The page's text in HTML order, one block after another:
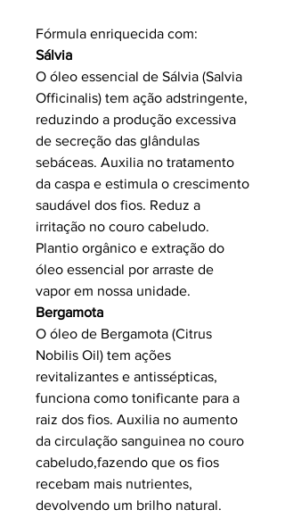
Fórmula enriquecida com:
Sálvia
O óleo essencial de Sálvia (Salvia
Officinalis) tem ação adstringente,
reduzindo a produção excessiva
de secreção das glândulas
sebáceas. Auxilia no tratamento
da caspa e estimula o crescimento
saudável dos fios. Reduz a
irritação no couro cabeludo.
Plantio orgânico e extração do
óleo essencial por arraste de
vapor em nossa unidade.
Bergamota
O óleo de Bergamota (Citrus
Nobilis Oil) tem ações
revitalizantes e antissépticas,
funciona como tonificante para a
raiz dos fios. Auxilia no aumento
da circulação sanguinea no couro
cabeludo,fazendo que os fios
recebam mais nutrientes,
devolvendo um brilho natural.